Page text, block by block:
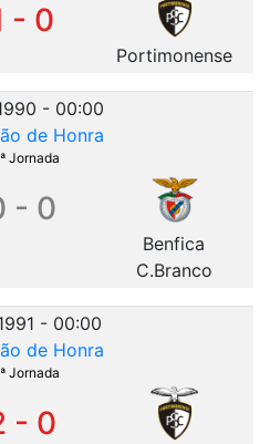
- 0
Portimonense
- 00:00
de Honra
Jornada
- 0
Benfica
C.Branco
- 00:00
de Honra
Jornada
- 0